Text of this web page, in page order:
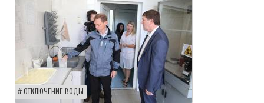
ОТКЛЮЧЕНИЕ ВОДЫ